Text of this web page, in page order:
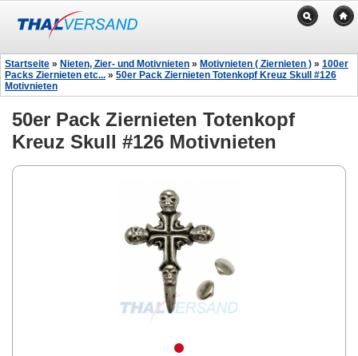
Startseite » Nieten, Zier- und Motivnieten » Motivnieten ( Ziernieten ) » 100er
Packs Ziernieten etc... » 50er Pack Ziernieten Totenkopf Kreuz Skull #126
Motivnieten
50er Pack Ziernieten Totenkopf
Kreuz Skull #126 Motivnieten